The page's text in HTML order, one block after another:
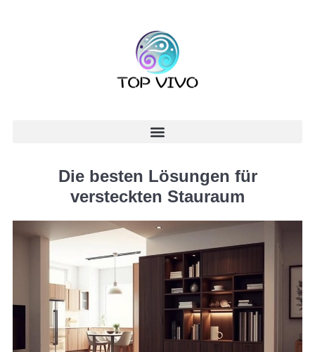
Die besten Lösungen für
versteckten Stauraum